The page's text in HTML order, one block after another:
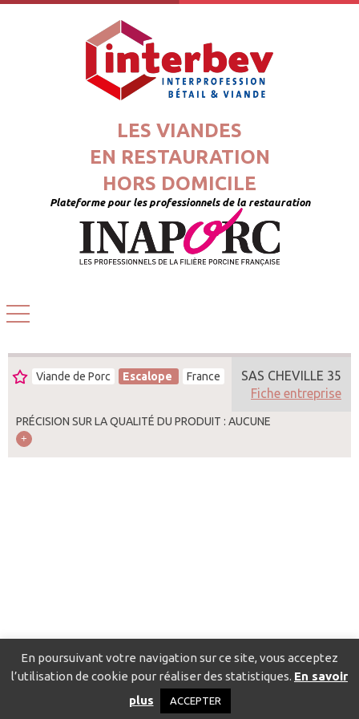
LES VIANDES
EN RESTAURATION
HORS DOMICILE
Plateforme pour les professionnels de la restauration
Viande de Porc Escalope France
PRÉCISION SUR LA QUALITÉ DU PRODUIT : AUCUNE
SAS CHEVILLE 35
Fiche entreprise
Catalogue pour localiser les fournisseurs
Politique de confidentialité
En poursuivant votre navigation sur ce site, vous acceptez
l’utilisation de cookie pour réaliser des statistiques. En savoir
plus
ACCEPTER